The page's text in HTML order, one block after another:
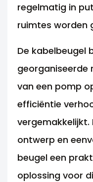
regelmatig in
ruimtes worden
De kabelbeugel
georganiseerde
van een pomp
efficiëntie
vergemakkelijkt.
ontwerp en
beugel een
oplossing voor